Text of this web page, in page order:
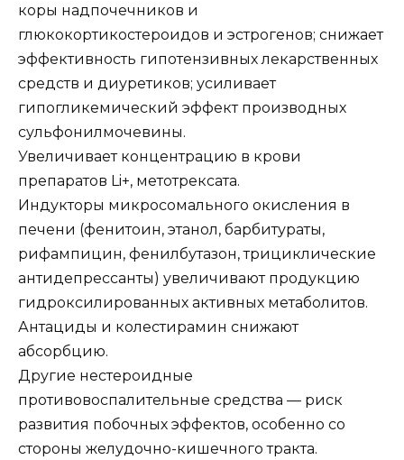
коры надпочечников и
глюкокортикостероидов и эстрогенов; снижает
эффективность гипотензивных лекарственных
средств и диуретиков; усиливает
гипогликемический эффект производных
сульфонилмочевины.
Увеличивает концентрацию в крови
препаратов Li+, метотрексата.
Индукторы микросомального окисления в
печени (фенитоин, этанол, барбитураты,
рифампицин, фенилбутазон, трициклические
антидепрессанты) увеличивают продукцию
гидроксилированных активных метаболитов.
Антациды и колестирамин снижают
абсорбцию.
Другие нестероидные
противовоспалительные средства — риск
развития побочных эффектов, особенно со
стороны желудочно-кишечного тракта.